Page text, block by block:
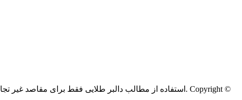
استفاده از مطالب دالبر طلایی فقط برای مقاصد غیر کليه حقوق اين سايت متعلق به دالبر طلایی می‌باشد. Copyright ©